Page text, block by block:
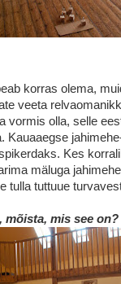
korras olema,
veeta
vormis olla, selle
Kauaaegse
Kes
mäluga
tulla tuttuue
mõista, mis see on?